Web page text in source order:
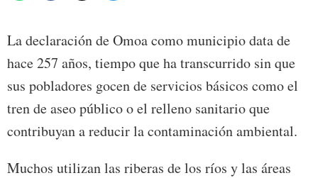
La declaración de Omoa como municipio data de
hace 257 años, tiempo que ha transcurrido sin que
sus pobladores gocen de servicios básicos como el
tren de aseo público o el relleno sanitario que
contribuyan a reducir la contaminación ambiental.
Muchos utilizan las riberas de los ríos y las áreas